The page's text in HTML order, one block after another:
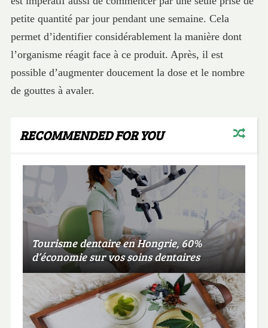
petite quantité par jour pendant une semaine. Cela
permet d’identifier considérablement la manière dont
l’organisme réagit face à ce produit. Après, il est
possible d’augmenter doucement la dose et le nombre
de gouttes à avaler.
RECOMMENDED FOR YOU
Tourisme dentaire en Hongrie, 60%
d’économie sur vos soins dentaires